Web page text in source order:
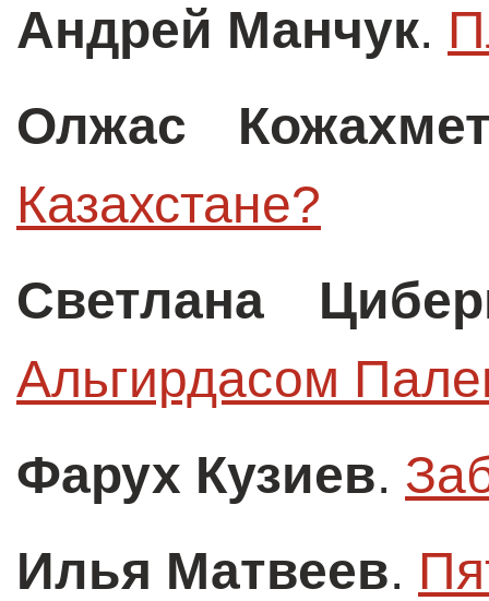
Андрей Манчук.
Олжас
Казахстане?
Светлана
Альгирдасом
Фарух Кузиев.
Илья Матвеев.